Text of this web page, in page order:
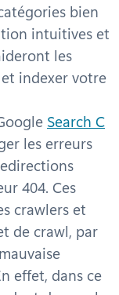
bien
intuitives et
les
indexer votre
Search C
les erreurs
404. Ces
crawlers et
de crawl, par
effet, dans ce